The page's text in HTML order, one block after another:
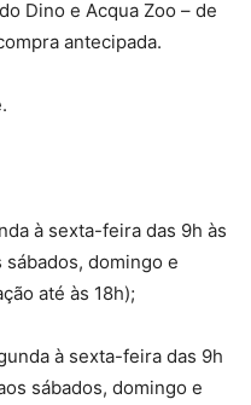
Dino e Acqua Zoo – de
antecipada.
à sexta-feira das 9h às
sábados, domingo e
até às 18h);
à sexta-feira das 9h
sábados, domingo e